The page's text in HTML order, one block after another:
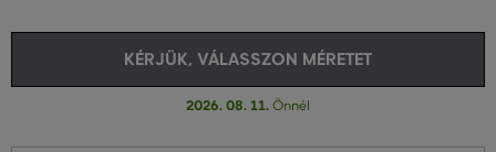
KÉRJÜK, VÁLASSZON MÉRETET
2026. 08. 11. Önnél